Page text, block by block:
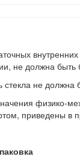
не должна
стекла не
физико-
приведены в